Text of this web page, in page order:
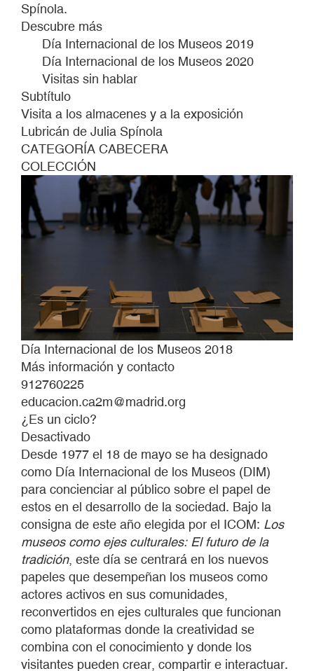
Spínola.
Descubre más
Día Internacional de los Museos 2019
Día Internacional de los Museos 2020
Visitas sin hablar
Subtítulo
Visita a los almacenes y a la exposición
Lubricán de Julia Spínola
CATEGORÍA CABECERA
COLECCIÓN
Día Internacional de los Museos 2018
Más información y contacto
912760225
educacion.ca2m@madrid.org
¿Es un ciclo?
Desactivado
Desde 1977 el 18 de mayo se ha designado
como Día Internacional de los Museos (DIM)
para concienciar al público sobre el papel de
estos en el desarrollo de la sociedad. Bajo la
consigna de este año elegida por el ICOM: Los
museos como ejes culturales: El futuro de la
tradición, este día se centrará en los nuevos
papeles que desempeñan los museos como
actores activos en sus comunidades,
reconvertidos en ejes culturales que funcionan
como plataformas donde la creatividad se
combina con el conocimiento y donde los
visitantes pueden crear, compartir e interactuar.